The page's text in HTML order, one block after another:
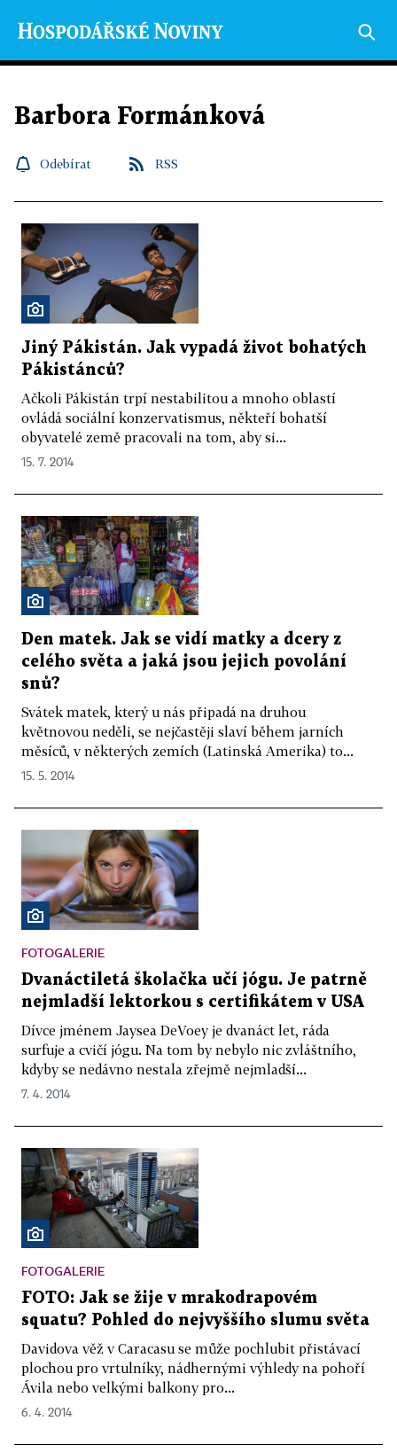
Barbora Formánková
Odebírat RSS
Jiný Pákistán. Jak vypadá život bohatých
Pákistánců?
Ačkoli Pákistán trpí nestabilitou a mnoho oblastí
ovládá sociální konzervatismus, někteří bohatší
obyvatelé země pracovali na tom, aby si...
15. 7. 2014
Den matek. Jak se vidí matky a dcery z
celého světa a jaká jsou jejich povolání
snů?
Svátek matek, který u nás připadá na druhou
květnovou neděli, se nejčastěji slaví během jarních
měsíců, v některých zemích (Latinská Amerika) to...
15. 5. 2014
FOTOGALERIE
Dvanáctiletá školačka učí jógu. Je patrně
nejmladší lektorkou s certifikátem v USA
Dívce jménem Jaysea DeVoey je dvanáct let, ráda
surfuje a cvičí jógu. Na tom by nebylo nic zvláštního,
kdyby se nedávno nestala zřejmě nejmladší...
7. 4. 2014
FOTOGALERIE
FOTO: Jak se žije v mrakodrapovém
squatu? Pohled do nejvyššího slumu světa
Davidova věž v Caracasu se může pochlubit přistávací
plochou pro vrtulníky, nádhernými výhledy na pohoří
Ávila nebo velkými balkony pro...
6. 4. 2014